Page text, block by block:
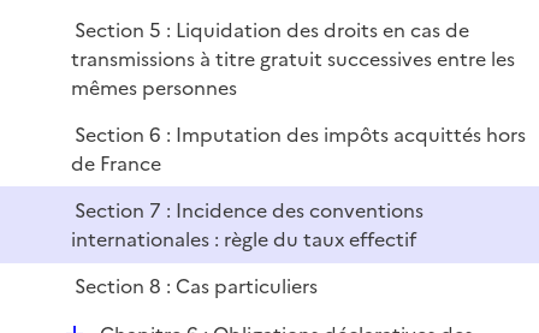
Section 5 : Liquidation des droits en cas de
transmissions à titre gratuit successives entre les
mêmes personnes
Section 6 : Imputation des impôts acquittés hors
de France
Section 7 : Incidence des conventions
internationales : règle du taux effectif
Section 8 : Cas particuliers